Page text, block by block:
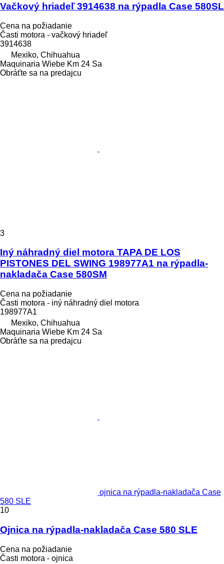
Vačkový hriadeľ 3914638 na rýpadla Case 580SL
Cena na požiadanie
Časti motora - vačkový hriadeľ
3914638
Mexiko, Chihuahua
Maquinaria Wiebe Km 24 Sa
Obráťte sa na predajcu
3
Iný náhradný diel motora TAPA DE LOS
PISTONES DEL SWING 198977A1 na rýpadla-
nakladača Case 580SM
Cena na požiadanie
Časti motora - iný náhradný diel motora
198977A1
Mexiko, Chihuahua
Maquinaria Wiebe Km 24 Sa
Obráťte sa na predajcu
ojnica na rýpadla-nakladača Case
580 SLE
10
Ojnica na rýpadla-nakladača Case 580 SLE
Cena na požiadanie
Časti motora - ojnica